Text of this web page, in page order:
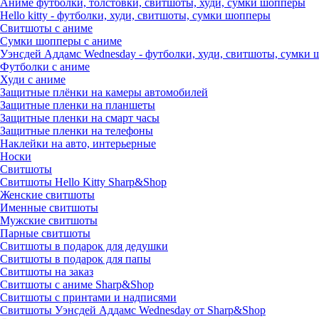
Аниме футболки, толстовки, свитшоты, худи, сумки шопперы
Hello kitty - футболки, худи, свитшоты, сумки шопперы
Свитшоты с аниме
Сумки шопперы с аниме
Уэнсдей Аддамс Wednesday - футболки, худи, свитшоты, сумки
Футболки с аниме
Худи с аниме
Защитные плёнки на камеры автомобилей
Защитные пленки на планшеты
Защитные пленки на смарт часы
Защитные пленки на телефоны
Наклейки на авто, интерьерные
Носки
Свитшоты
Cвитшоты Hello Kitty Sharp&Shop
Женские свитшоты
Именные свитшоты
Мужские свитшоты
Парные свитшоты
Свитшоты в подарок для дедушки
Свитшоты в подарок для папы
Свитшоты на заказ
Свитшоты с аниме Sharp&Shop
Свитшоты с принтами и надписями
Свитшоты Уэнсдей Аддамс Wednesday от Sharp&Shop